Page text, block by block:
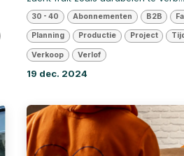
30 - 40 Abonnementen B2B
Planning Productie Project
Verkoop Verlof
19 dec. 2024